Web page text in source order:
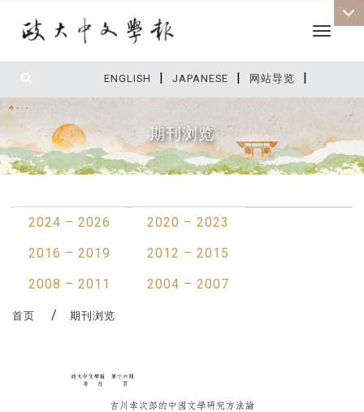
ENGLISH | JAPANESE | 网站导览 |
Toggle
期刊浏览
2024 – 2026
2020 – 2023
2016 – 2019
2012 – 2015
2008 – 2011
2004 – 2007
首页 期刊浏览